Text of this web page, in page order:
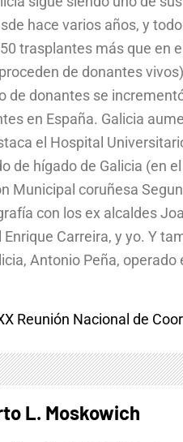
hace varios años, y
trasplantes más que en
de donantes
de donantes se
en España. Galicia
el Hospital
de hígado de Galicia (en
Municipal coruñesa
con los ex alcaldes
Carreira, y yo. Y
Antonio Peña, operado
Reunión Nacional de
L. Moskowich